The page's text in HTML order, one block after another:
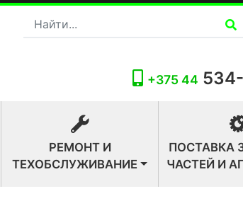
+375 44
РЕМОНТ И
ТЕХОБСЛУЖИВАНИЕ
ПОСТАВКА
ЧАСТЕЙ И